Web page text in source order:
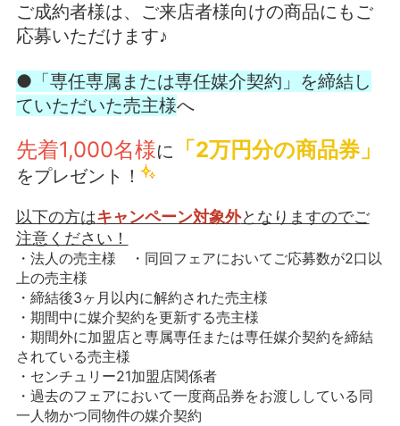
ご成約者様は、ご来店者様向けの商品にもご
応募いただけます♪
●「専任専属または専任媒介契約」を締結し
ていただいた売主様へ
先着1,000名様に 「2万円分の商品券」
をプレゼント！
以下の方はキャンペーン対象外となりますのでご
注意ください！
・法人の売主様 ・同回フェアにおいてご応募数が2口以
上の売主様
・締結後3ヶ月以内に解約された売主様
・期間中に媒介契約を更新する売主様
・期間外に加盟店と専属専任または専任媒介契約を締結
されている売主様
・センチュリー21加盟店関係者
・過去のフェアにおいて一度商品券をお渡ししている同
一人物かつ同物件の媒介契約